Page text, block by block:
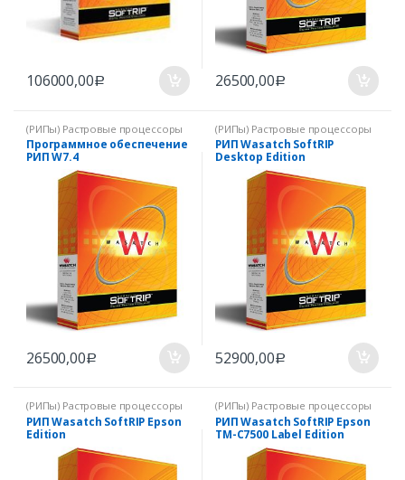
106000,00Р 26500,00Р
(РИПы) Растровые процессоры
Программное обеспечение
РИП W7.4
26500,00Р
(РИПы) Растровые процессоры
РИП Wasatch SoftRIP
Desktop Edition
52900,00Р
(РИПы) Растровые процессоры
РИП Wasatch SoftRIP Epson
Edition
(РИПы) Растровые процессоры
РИП Wasatch SoftRIP Epson
TM-C7500 Label Edition